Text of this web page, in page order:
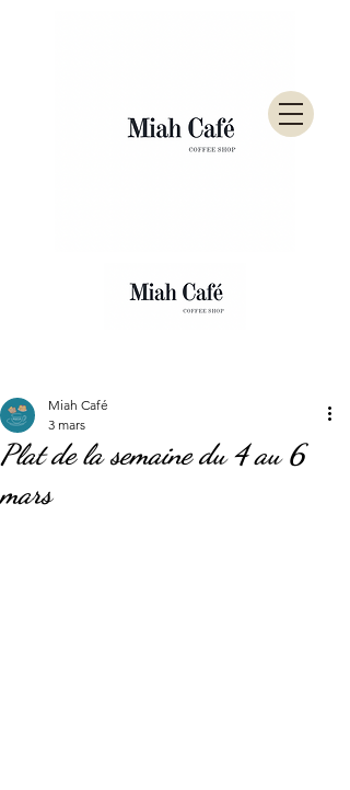
Plat de la semaine du 4 au 6
mars
Miah Café
3 mars